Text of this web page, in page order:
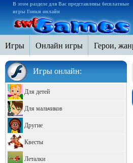
В этом разделе для Вас представлены бесплатные
игры Гонки онлайн
Игры Онлайн игры Герои,
Игры онлайн:
Для детей
Для мальчиков
Другие
Квесты
Леталки